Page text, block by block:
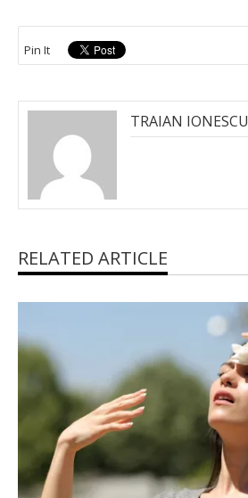
Pin It
TRAIAN IONESCU
RELATED ARTICLE